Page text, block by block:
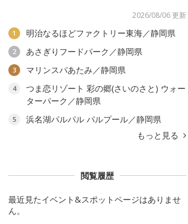
2026/08/06 更新
1 明治なるほどファクトリー東海／静岡県
2 あさぎりフードパーク／静岡県
3 マリンスパあたみ／静岡県
4
つま恋リゾート 彩の郷(さいのさと) ウォー
ターパーク／静岡県
5
浜名湖パルパル パルプール／静岡県
もっと見る
閲覧履歴
最近見たイベント&スポットページはありませ
ん。